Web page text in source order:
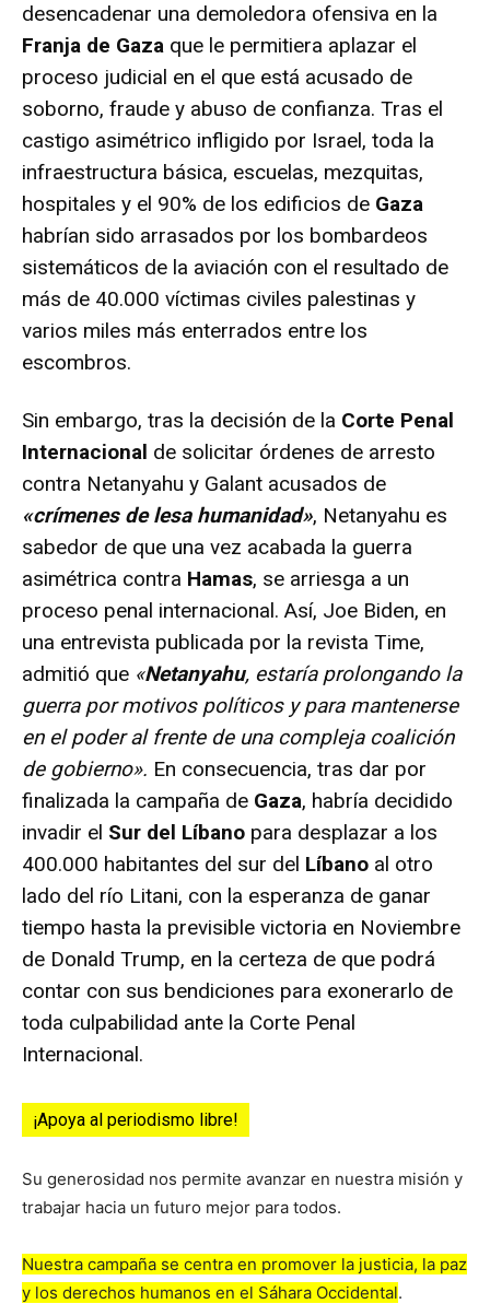
desencadenar una demoledora ofensiva en la
Franja de Gaza que le permitiera aplazar el
proceso judicial en el que está acusado de
soborno, fraude y abuso de confianza. Tras el
castigo asimétrico infligido por Israel, toda la
infraestructura básica, escuelas, mezquitas,
hospitales y el 90% de los edificios de Gaza
habrían sido arrasados por los bombardeos
sistemáticos de la aviación con el resultado de
más de 40.000 víctimas civiles palestinas y
varios miles más enterrados entre los
escombros.
Sin embargo, tras la decisión de la Corte Penal
Internacional de solicitar órdenes de arresto
contra Netanyahu y Galant acusados de
«crímenes de lesa humanidad», Netanyahu es
sabedor de que una vez acabada la guerra
asimétrica contra Hamas, se arriesga a un
proceso penal internacional. Así, Joe Biden, en
una entrevista publicada por la revista Time,
admitió que «Netanyahu, estaría prolongando la
guerra por motivos políticos y para mantenerse
en el poder al frente de una compleja coalición
de gobierno». En consecuencia, tras dar por
finalizada la campaña de Gaza, habría decidido
invadir el Sur del Líbano para desplazar a los
400.000 habitantes del sur del Líbano al otro
lado del río Litani, con la esperanza de ganar
tiempo hasta la previsible victoria en Noviembre
de Donald Trump, en la certeza de que podrá
contar con sus bendiciones para exonerarlo de
toda culpabilidad ante la Corte Penal
Internacional.
¡Apoya al periodismo libre!
Su generosidad nos permite avanzar en nuestra misión y
trabajar hacia un futuro mejor para todos.
Nuestra campaña se centra en promover la justicia, la paz
y los derechos humanos en el Sáhara Occidental.